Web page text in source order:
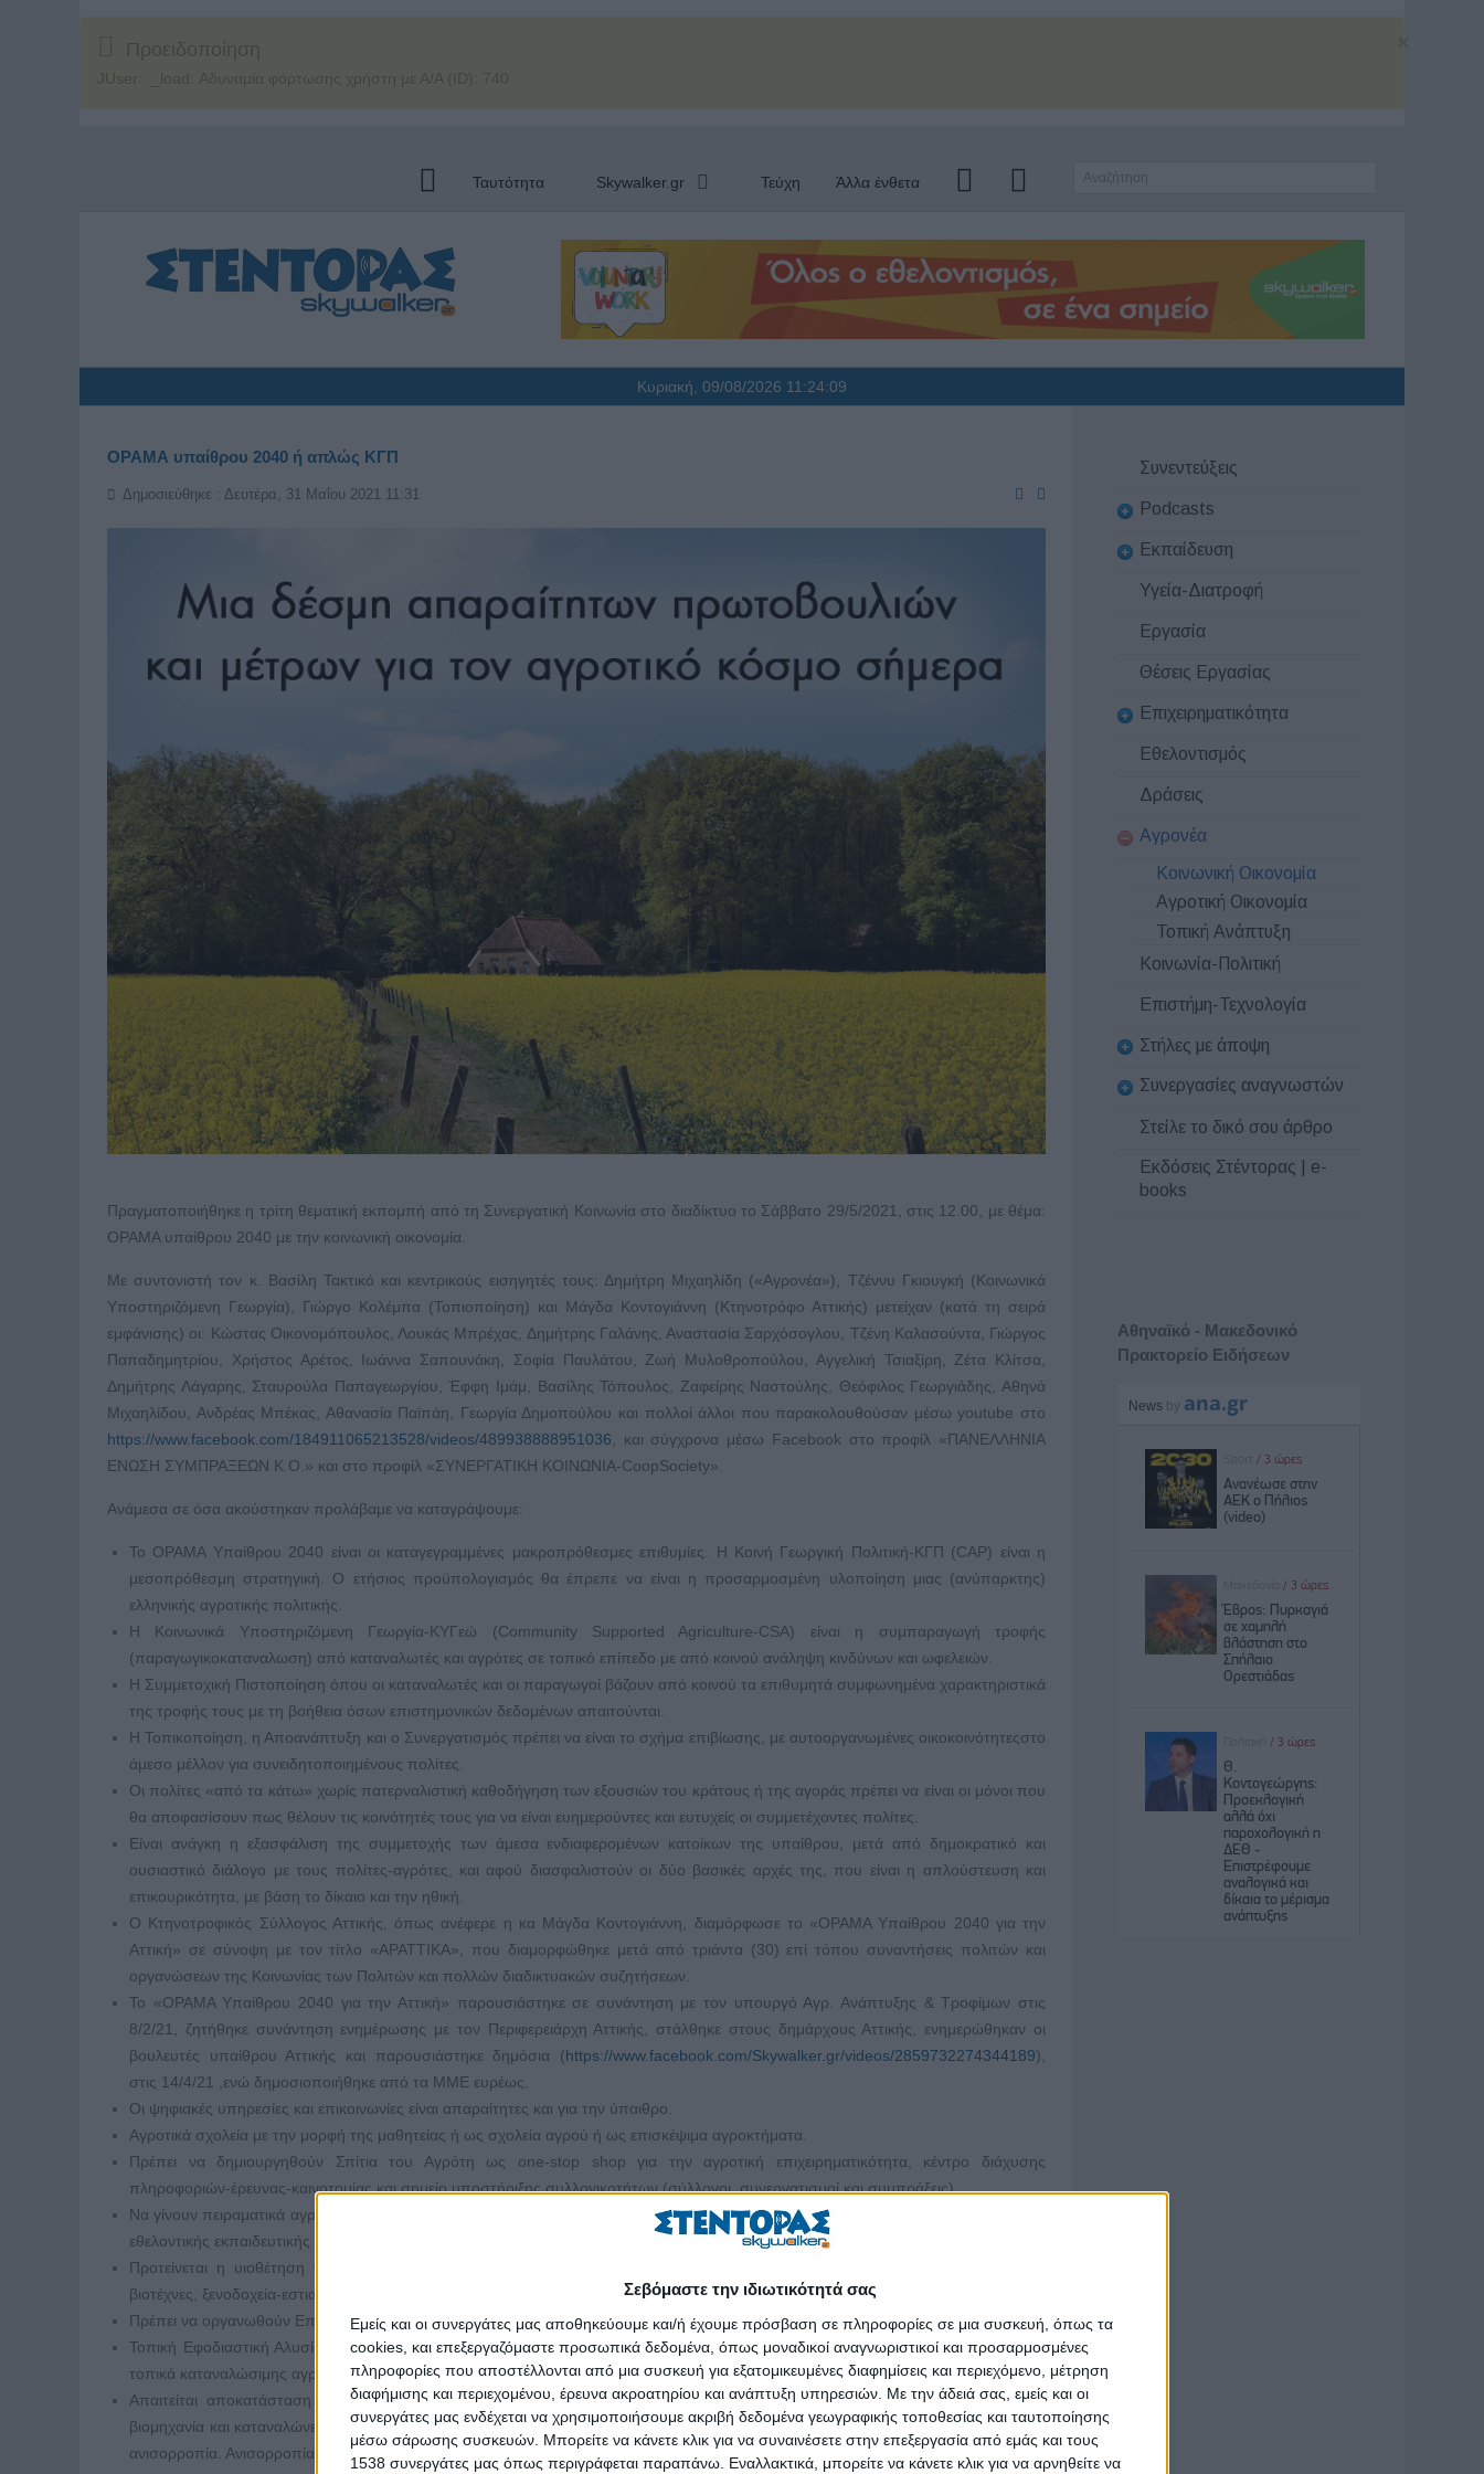
Σεβόμαστε την ιδιωτικότητά σας
Εμείς και οι συνεργάτες μας αποθηκεύουμε και/ή έχουμε πρόσβαση σε πληροφορίες σε μια συσκευή, όπως τα
cookies, και επεξεργαζόμαστε προσωπικά δεδομένα, όπως μοναδικοί αναγνωριστικοί και προσαρμοσμένες
πληροφορίες που αποστέλλονται από μια συσκευή για εξατομικευμένες διαφημίσεις και περιεχόμενο, μέτρηση
διαφήμισης και περιεχομένου, έρευνα ακροατηρίου και ανάπτυξη υπηρεσιών. Με την άδειά σας, εμείς και οι
συνεργάτες μας ενδέχεται να χρησιμοποιήσουμε ακριβή δεδομένα γεωγραφικής τοποθεσίας και ταυτοποίησης
μέσω σάρωσης συσκευών. Μπορείτε να κάνετε κλικ για να συναινέσετε στην επεξεργασία από εμάς και τους
1538 συνεργάτες μας όπως περιγράφεται παραπάνω. Εναλλακτικά, μπορείτε να κάνετε κλικ για να αρνηθείτε να
Προειδοποίηση
JUser: :_load: Αδυναμία φόρτωσης χρήστη με Α/Α (ID): 740
Ταυτότητα Skywalker.gr Τεύχη Άλλα ένθετα
Κυριακή, 09/08/2026 11:24:11
ΟΡΑΜΑ υπαίθρου 2040 ή απλώς ΚΓΠ
Δημοσιεύθηκε : Δευτέρα, 31 Μαΐου 2021 11:31
Πραγματοποιήθηκε η τρίτη θεματική εκπομπή από τη Συνεργατική Κοινωνία στο διαδίκτυο το Σάββατο 29/5/2021, στις 12.00, με θέμα:
ΟΡΑΜΑ υπαίθρου 2040 με την κοινωνική οικονομία.
Με συντονιστή τον κ. Βασίλη Τακτικό και κεντρικούς εισηγητές τους: Δημήτρη Μιχαηλίδη («Αγρονέα»), Τζέννυ Γκιουγκή (Κοινωνικά
Υποστηριζόμενη Γεωργία), Γιώργο Κολέμπα (Τοπιοποίηση) και Μάγδα Κοντογιάννη (Κτηνοτρόφο Αττικής) μετείχαν (κατά τη σειρά
εμφάνισης) οι: Κώστας Οικονομόπουλος, Λουκάς Μπρέχας, Δημήτρης Γαλάνης, Αναστασία Σαρχόσογλου, Τζένη Καλασούντα, Γιώργος
Παπαδημητρίου, Χρήστος Αρέτος, Ιωάννα Σαπουνάκη, Σοφία Παυλάτου, Ζωή Μυλοθροπούλου, Αγγελική Τσιαξίρη, Ζέτα Κλίτσα,
Δημήτρης Λάγαρης, Σταυρούλα Παπαγεωργίου, Έφφη Ιμάμ, Βασίλης Τόπουλος, Ζαφείρης Ναστούλης, Θεόφιλος Γεωργιάδης, Αθηνά
Μιχαηλίδου, Ανδρέας Μπέκας, Αθανασία Παϊπάη, Γεωργία Δημοπούλου και πολλοί άλλοι που παρακολουθούσαν μέσω youtube στο
https://www.facebook.com/184911065213528/videos/489938888951036, και σύγχρονα μέσω Facebook στο προφίλ «ΠΑΝΕΛΛΗΝΙΑ
ΕΝΩΣΗ ΣΥΜΠΡΑΞΕΩΝ Κ.Ο.» και στο προφίλ «ΣΥΝΕΡΓΑΤΙΚΗ ΚΟΙΝΩΝΙΑ-CoopSociety».
Ανάμεσα σε όσα ακούστηκαν προλάβαμε να καταγράψουμε:
Το ΟΡΑΜΑ Υπαίθρου 2040 είναι οι καταγεγραμμένες μακροπρόθεσμες επιθυμίες. Η Κοινή Γεωργική Πολιτική-ΚΓΠ (CAP) είναι η
μεσοπρόθεσμη στρατηγική. Ο ετήσιος προϋπολογισμός θα έπρεπε να είναι η προσαρμοσμένη υλοποίηση μιας (ανύπαρκτης)
ελληνικής αγροτικής πολιτικής.
Η Κοινωνικά Υποστηριζόμενη Γεωργία-ΚΥΓεώ (Community Supported Agriculture-CSA) είναι η συμπαραγωγή τροφής
(παραγωγικοκαταναλωση) από καταναλωτές και αγρότες σε τοπικό επίπεδο με από κοινού ανάληψη κινδύνων και ωφελειών.
Η Συμμετοχική Πιστοποίηση όπου οι καταναλωτές και οι παραγωγοί βάζουν από κοινού τα επιθυμητά συμφωνημένα χαρακτηριστικά
της τροφής τους με τη βοήθεια όσων επιστημονικών δεδομένων απαιτούνται.
Η Τοπικοποίηση, η Αποανάπτυξη και ο Συνεργατισμός πρέπει να είναι το σχήμα επιβίωσης, με αυτοοργανωμένες οικοκοινότητεςστο
άμεσο μέλλον για συνειδητοποιημένους πολίτες.
Οι πολίτες «από τα κάτω» χωρίς πατερναλιστική καθοδήγηση των εξουσιών του κράτους ή της αγοράς πρέπει να είναι οι μόνοι που
θα αποφασίσουν πως θέλουν τις κοινότητές τους για να είναι ευημερούντες και ευτυχείς οι συμμετέχοντες πολίτες.
Είναι ανάγκη η εξασφάλιση της συμμετοχής των άμεσα ενδιαφερομένων κατοίκων της υπαίθρου, μετά από δημοκρατικό και
ουσιαστικό διάλογο με τους πολίτες-αγρότες, και αφού διασφαλιστούν οι δύο βασικές αρχές της, που είναι η απλούστευση και
επικουρικότητα, με βάση το δίκαιο και την ηθική.
Ο Κτηνοτροφικός Σύλλογος Αττικής, όπως ανέφερε η κα Μάγδα Κοντογιάννη, διαμόρφωσε το «ΟΡΑΜΑ Υπαίθρου 2040 για την
Αττική» σε σύνοψη με τον τίτλο «ΑΡΑΤΤΙΚΑ», που διαμορφώθηκε μετά από τριάντα (30) επί τόπου συναντήσεις πολιτών και
οργανώσεων της Κοινωνίας των Πολιτών και πολλών διαδικτυακών συζητήσεων.
Το «ΟΡΑΜΑ Υπαίθρου 2040 για την Αττική» παρουσιάστηκε σε συνάντηση με τον υπουργό Αγρ. Ανάπτυξης & Τροφίμων στις
8/2/21, ζητήθηκε συνάντηση ενημέρωσης με τον Περιφερειάρχη Αττικής, στάλθηκε στους δημάρχους Αττικής, ενημερώθηκαν οι
βουλευτές υπαίθρου Αττικής και παρουσιάστηκε δημόσια (https://www.facebook.com/Skywalker.gr/videos/2859732274344189),
στις 14/4/21 ,ενώ δημοσιοποιήθηκε από τα ΜΜΕ ευρέως.
Οι ψηφιακές υπηρεσίες και επικοινωνίες είναι απαραίτητες και για την ύπαιθρο.
Αγροτικά σχολεία με την μορφή της μαθητείας ή ως σχολεία αγρού ή ως επισκέψιμα αγροκτήματα.
Πρέπει να δημιουργηθούν Σπίτια του Αγρότη ως one-stop shop για την αγροτική επιχειρηματικότητα, κέντρο διάχυσης
πληροφοριών-έρευνας-καινοτομίας και σημείο υποστήριξης συλλογικοτήτων (σύλλογοι, συνεργατισμοί και συμπράξεις).
Να γίνουν πειραματικά αγροκτήματα (καλλιέργειες και εκτροφές), όπως ακριβώς οι θερμοκοιτίδες επιχειρηματικότητες, με βεβαιώσεις
εθελοντικής εκπαιδευτικής εργασίας διετούς εργασίας.
Προτείνεται η υιοθέτηση τοπικών γιορτών μόνο με τοπικά προϊόντα και τοπικές επιχειρήσεις παροχής υπηρεσιών (αγρότες,
βιοτέχνες, ξενοδοχεία-εστιατόρια με τοπική γαστρονομία).
Πρέπει να οργανωθούν Επισκέψεις Μελέτης για τους κατοίκους της υπαίθρου.
Τοπική Εφοδιαστική Αλυσίδα με Τοπικές στεγασμένες Αγορές Παραγωγών, με Τοπικά Σύμφωνα, με σημεία συγκέντρωσης της μη
τοπικά καταναλώσιμης αγροτικής παραγωγής για εξεύρεση αγορών.
Απαιτείται αποκατάσταση των τοπικών αλυσίδων αυτάρκειας. Όταν ο αγρότης μονοσήμαντα παραδίδει στον έμπορο και στη
βιομηχανία και καταναλώνει αγοράζοντας από το σούπερ μάρκετ «σπάει» η κυκλικότητα της τοπικής οικονομίας και προλειαίνεται η
ανισορροπία. Ανισορροπία σημαίνει θάνατος στο τοπικό οικοσύστημα.
Συνεντεύξεις
Podcasts
Εκπαίδευση
Υγεία-Διατροφή
Εργασία
Θέσεις Εργασίας
Επιχειρηματικότητα
Εθελοντισμός
Δράσεις
Αγρονέα
Κοινωνική Οικονομία
Αγροτική Οικονομία
Τοπική Ανάπτυξη
Κοινωνία-Πολιτική
Επιστήμη-Τεχνολογία
Στήλες με άποψη
Συνεργασίες αναγνωστών
Στείλε το δικό σου άρθρο
Εκδόσεις Στέντορας | e-
books
Αθηναϊκό - Μακεδονικό
Πρακτορείο Ειδήσεων